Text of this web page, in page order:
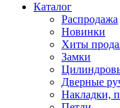
Каталог
Распродажа
Новинки
Хиты
Замки
Дверные
Накладки,